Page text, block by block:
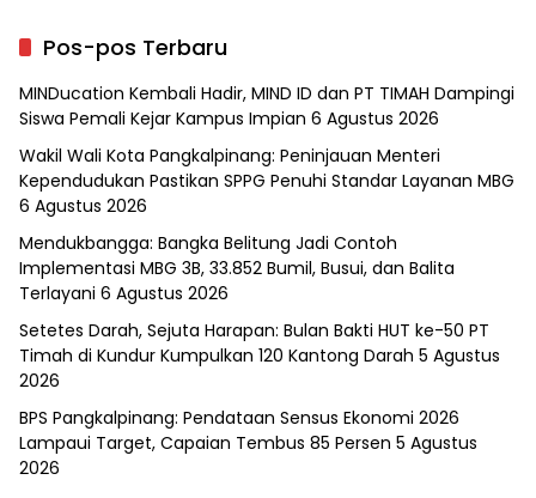
Pos-pos Terbaru
MINDucation Kembali Hadir, MIND ID dan PT TIMAH Dampingi
Siswa Pemali Kejar Kampus Impian 6 Agustus 2026
Wakil Wali Kota Pangkalpinang: Peninjauan Menteri
Kependudukan Pastikan SPPG Penuhi Standar Layanan MBG
6 Agustus 2026
Mendukbangga: Bangka Belitung Jadi Contoh
Implementasi MBG 3B, 33.852 Bumil, Busui, dan Balita
Terlayani 6 Agustus 2026
Setetes Darah, Sejuta Harapan: Bulan Bakti HUT ke-50 PT
Timah di Kundur Kumpulkan 120 Kantong Darah 5 Agustus
2026
BPS Pangkalpinang: Pendataan Sensus Ekonomi 2026
Lampaui Target, Capaian Tembus 85 Persen 5 Agustus
2026